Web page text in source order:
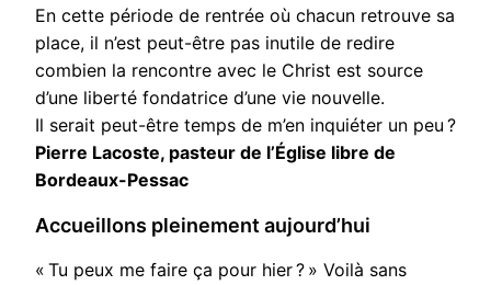
En cette période de rentrée où chacun retrouve sa
place, il n’est peut-être pas inutile de redire
combien la rencontre avec le Christ est source
d’une liberté fondatrice d’une vie nouvelle.
Il serait peut-être temps de m’en inquiéter un peu ?
Pierre Lacoste, pasteur de l’Église libre de
Bordeaux-Pessac
Accueillons pleinement aujourd’hui
« Tu peux me faire ça pour hier ? » Voilà sans